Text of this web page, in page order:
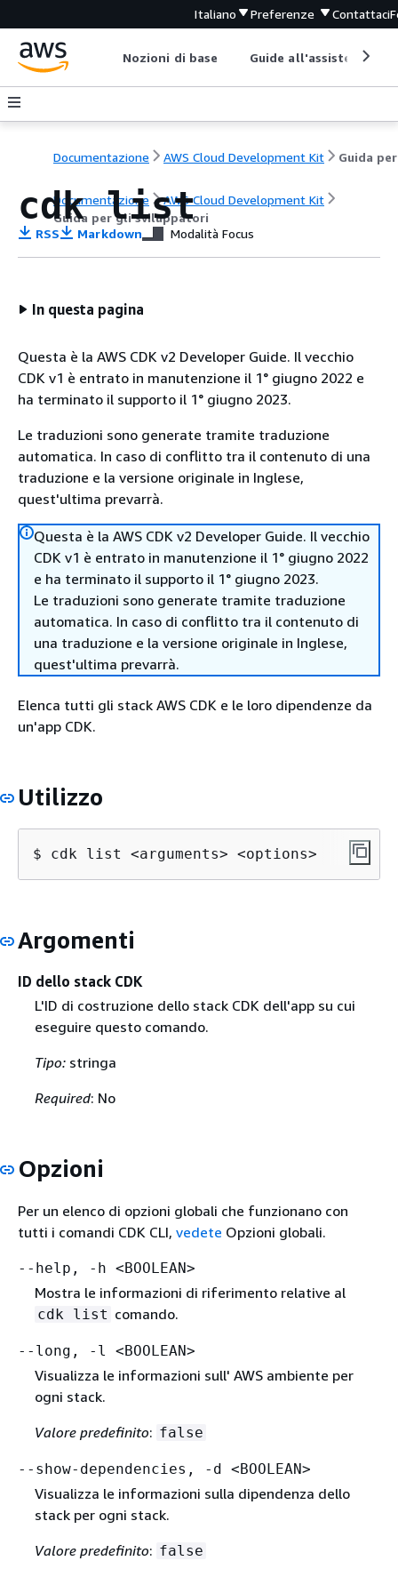
Italiano Preferenze Contattaci
Nozioni di base Guide all'assistenza
Documentazione AWS Cloud Development Kit
Documentazione
AWS Cloud Development Kit
Guida per gli sviluppatori
cdk list
RSS Markdown Modalità Focus
In questa pagina
Questa è la AWS CDK v2 Developer Guide. Il vecchio
CDK v1 è entrato in manutenzione il 1° giugno 2022 e
ha terminato il supporto il 1° giugno 2023.
Le traduzioni sono generate tramite traduzione
automatica. In caso di conflitto tra il contenuto di una
traduzione e la versione originale in Inglese,
quest'ultima prevarrà.
Questa è la AWS CDK v2 Developer Guide. Il vecchio
CDK v1 è entrato in manutenzione il 1° giugno 2022
e ha terminato il supporto il 1° giugno 2023.
Le traduzioni sono generate tramite traduzione
automatica. In caso di conflitto tra il contenuto di
una traduzione e la versione originale in Inglese,
quest'ultima prevarrà.
Elenca tutti gli stack AWS CDK e le loro dipendenze da
un'app CDK.
Utilizzo
$ cdk list <arguments> <options>
Argomenti
ID dello stack CDK
L'ID di costruzione dello stack CDK dell'app su cui
eseguire questo comando.
Tipo:stringa
Required: No
Opzioni
Per un elenco di opzioni globali che funzionano con
tutti i comandi CDK CLI, vedete Opzioni globali.
--help, -h <BOOLEAN>
Mostra le informazioni di riferimento relative al
cdk list comando.
--long, -l <BOOLEAN>
Visualizza le informazioni sull' AWS ambiente per
ogni stack.
Valore predefinito: false
--show-dependencies, -d <BOOLEAN>
Visualizza le informazioni sulla dipendenza dello
stack per ogni stack.
Valore predefinito: false